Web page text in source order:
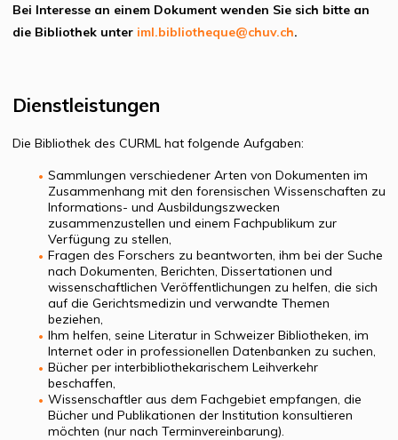
Bei Interesse an einem Dokument wenden Sie sich bitte an
die Bibliothek unter iml.bibliotheque@chuv.ch.
Dienstleistungen
Die Bibliothek des CURML hat folgende Aufgaben:
Sammlungen verschiedener Arten von Dokumenten im
Zusammenhang mit den forensischen Wissenschaften zu
Informations- und Ausbildungszwecken
zusammenzustellen und einem Fachpublikum zur
Verfügung zu stellen,
Fragen des Forschers zu beantworten, ihm bei der Suche
nach Dokumenten, Berichten, Dissertationen und
wissenschaftlichen Veröffentlichungen zu helfen, die sich
auf die Gerichtsmedizin und verwandte Themen
beziehen,
Ihm helfen, seine Literatur in Schweizer Bibliotheken, im
Internet oder in professionellen Datenbanken zu suchen,
Bücher per interbibliothekarischem Leihverkehr
beschaffen,
Wissenschaftler aus dem Fachgebiet empfangen, die
Bücher und Publikationen der Institution konsultieren
möchten (nur nach Terminvereinbarung).